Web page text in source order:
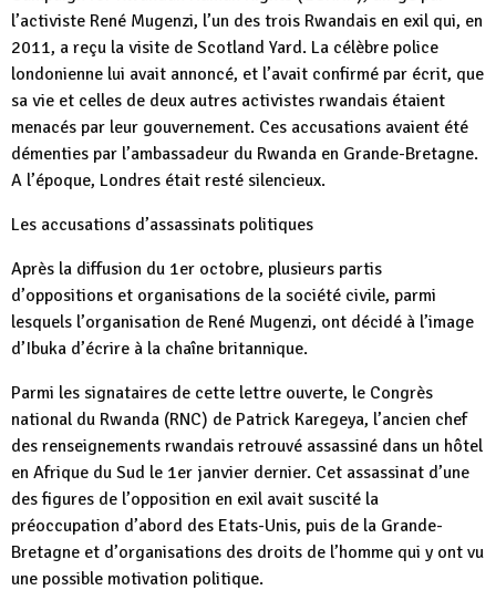
l’activiste René Mugenzi, l’un des trois Rwandais en exil qui, en
2011, a reçu la visite de Scotland Yard. La célèbre police
londonienne lui avait annoncé, et l’avait confirmé par écrit, que
sa vie et celles de deux autres activistes rwandais étaient
menacés par leur gouvernement. Ces accusations avaient été
démenties par l’ambassadeur du Rwanda en Grande-Bretagne.
A l’époque, Londres était resté silencieux.
Les accusations d’assassinats politiques
Après la diffusion du 1er octobre, plusieurs partis
d’oppositions et organisations de la société civile, parmi
lesquels l’organisation de René Mugenzi, ont décidé à l’image
d’Ibuka d’écrire à la chaîne britannique.
Parmi les signataires de cette lettre ouverte, le Congrès
national du Rwanda (RNC) de Patrick Karegeya, l’ancien chef
des renseignements rwandais retrouvé assassiné dans un hôtel
en Afrique du Sud le 1er janvier dernier. Cet assassinat d’une
des figures de l’opposition en exil avait suscité la
préoccupation d’abord des Etats-Unis, puis de la Grande-
Bretagne et d’organisations des droits de l’homme qui y ont vu
une possible motivation politique.